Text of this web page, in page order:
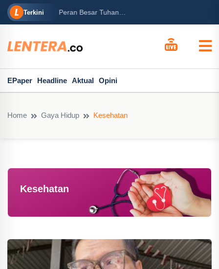
Terkini
Mary...
Peran Besar Tuhan…
EPaper Headline Aktual Opini
Home Gaya Hidup Kesehatan
Kesehatan